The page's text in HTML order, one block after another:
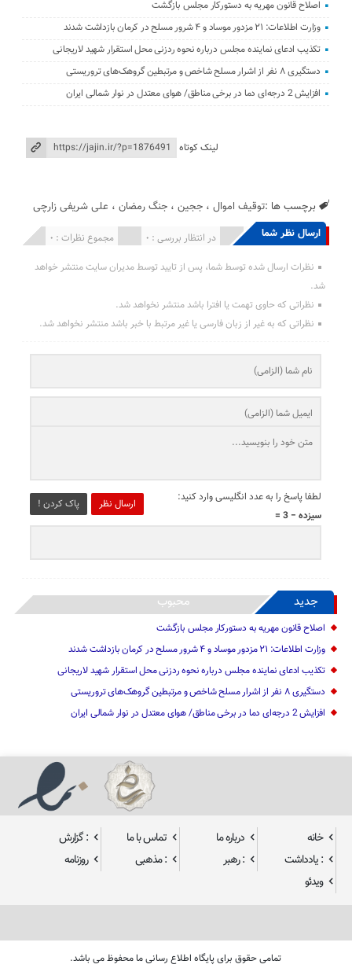
اصلاح قانون مهریه به دستورکار مجلس بازگشت
وزارت اطلاعات: ۲۱ مزدور موساد و ۴ شرور مسلح در کرمان بازداشت شدند
تکذیب ادعای نماینده مجلس درباره نحوه ردزنی محل استقرار شهید لاریجانی
دستگیری ۸ نفر از اشرار مسلح شاخص و مرتبطین گروهک‌های تروریستی
افزایش 2 درجه‌ای دما در برخی مناطق/ هوای معتدل در نوار شمالی ایران
لینک کوتاه
برچسب ها :توقیف اموال ،ججین ،جنگ رمضان ، علی شریفی زارچی
ارسال نظر شما مجموع نظرات : 0 در انتظار بررسی : 0 انتشار یافته : 0
نظرات ارسال شده توسط شما، پس از تایید توسط مدیران سایت منتشر خواهد
شد.
نظراتی که حاوی تهمت یا افترا باشد منتشر نخواهد شد.
نظراتی که به غیر از زبان فارسی یا غیر مرتبط با خبر باشد منتشر نخواهد شد.
ارسال نظر پاک کردن !
لطفا پاسخ را به عدد انگلیسی وارد کنید:
سیزده − 3 =
جدید محبوب
اصلاح قانون مهریه به دستورکار مجلس بازگشت
وزارت اطلاعات: ۲۱ مزدور موساد و ۴ شرور مسلح در کرمان بازداشت شدند
تکذیب ادعای نماینده مجلس درباره نحوه ردزنی محل استقرار شهید لاریجانی
دستگیری ۸ نفر از اشرار مسلح شاخص و مرتبطین گروهک‌های تروریستی
افزایش 2 درجه‌ای دما در برخی مناطق/ هوای معتدل در نوار شمالی ایران
خانه درباره ما تماس با ما
: گزارش
: یادداشت
: رهبر : مذهبی
روزنامه
ویدئو
تمامی حقوق برای پایگاه اطلاع رسانی ما محفوظ می باشد.